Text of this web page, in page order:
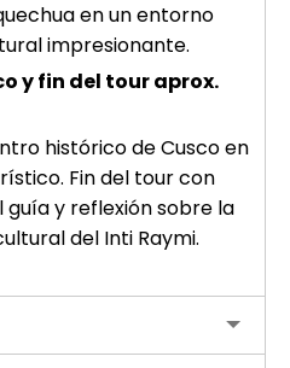
en un entorno
impresionante.
y fin del tour aprox.
histórico de Cusco en
Fin del tour con
guía y reflexión sobre la
del Inti Raymi.